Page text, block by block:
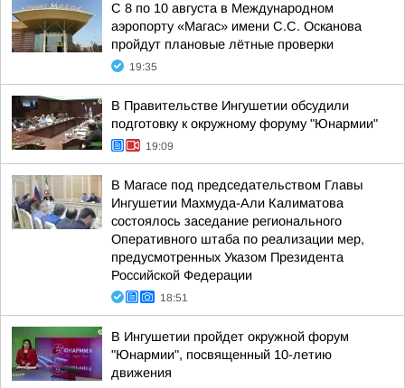
С 8 по 10 августа в Международном
аэропорту «Магас» имени С.С. Осканова
пройдут плановые лётные проверки
19:35
В Правительстве Ингушетии обсудили
подготовку к окружному форуму "Юнармии"
19:09
В Магасе под председательством Главы
Ингушетии Махмуда-Али Калиматова
состоялось заседание регионального
Оперативного штаба по реализации мер,
предусмотренных Указом Президента
Российской Федерации
18:51
В Ингушетии пройдет окружной форум
"Юнармии", посвященный 10-летию
движения